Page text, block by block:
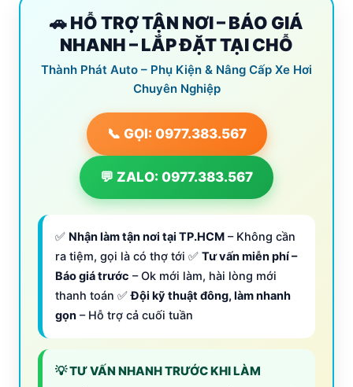
🚗 HỖ TRỢ TẬN NƠI – BÁO GIÁ
NHANH – LẮP ĐẶT TẠI CHỖ
Thành Phát Auto – Phụ Kiện & Nâng Cấp Xe Hơi
Chuyên Nghiệp
📞 GỌI: 0977.383.567
💬 ZALO: 0977.383.567
✅ Nhận làm tận nơi tại TP.HCM – Không cần
ra tiệm, gọi là có thợ tới ✅ Tư vấn miễn phí –
Báo giá trước – Ok mới làm, hài lòng mới
thanh toán ✅Đội kỹ thuật đông, làm nhanh
gọn – Hỗ trợ cả cuối tuần
💡 TƯ VẤN NHANH TRƯỚC KHI LÀM